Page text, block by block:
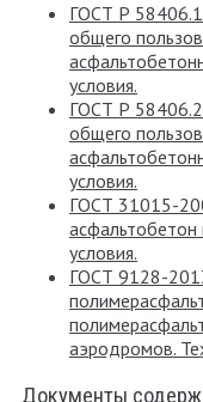
ГОСТ Р
общего
условия.
ГОСТ Р
общего
условия.
ГОСТ 31015-
условия.
ГОСТ 9128-
аэродромов.
Документы